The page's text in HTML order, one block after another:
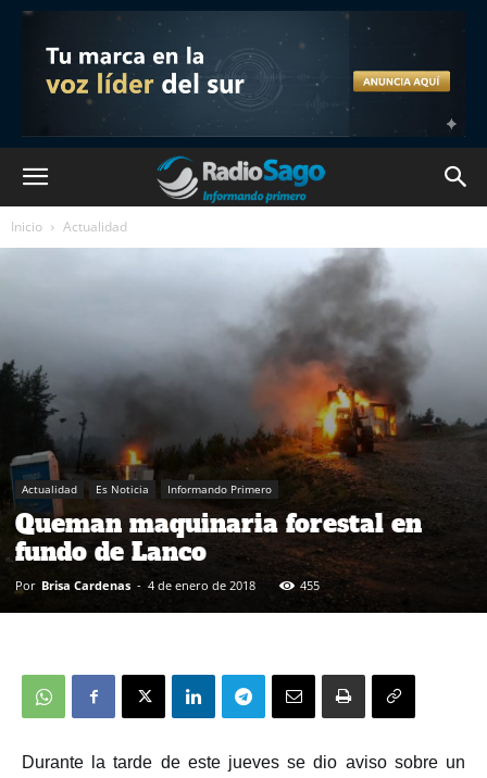
Inicio Actualidad
Actualidad Es Noticia Informando Primero
Queman maquinaria forestal en
fundo de Lanco
Por Brisa Cardenas - 4 de enero de 2018 455
Durante la tarde de este jueves sedio aviso sobre un